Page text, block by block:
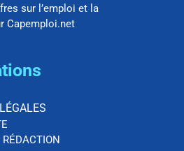
sur l’emploi et la
Capemploi.net
RÉDACTION